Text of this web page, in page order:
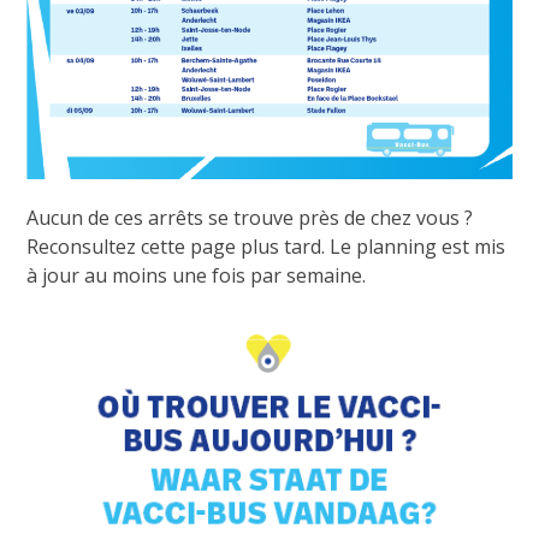
Aucun de ces arrêts se trouve près de chez vous ?
Reconsultez cette page plus tard. Le planning est mis
à jour au moins une fois par semaine.